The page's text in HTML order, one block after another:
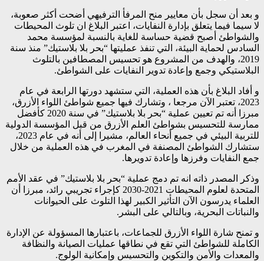
و بعد أن سجل بأن معايير منح المرفأ الترفيهي أضحت أكثر صعوبة،
لا سيما فيما يتعلق بإدارة النفايات، اعتبر البلاغ ان تلوث المحيطات
والشواطئ أصبح قضية حساسة للغاية بالنسبة لمؤسسة محمد
السادس لحماية البيئة، التي تنفذ عمليتها “بحر بلا بلاستيك” منذ سنة
2019، والهدف من المشروع هو تحسيس المصطافين بالتلوث
البلاستيكي وجمع وإعادة تدوير النفايات على الشواطئ.
و أفاد البلاغ بأن هذه العملية، التي ستشهد دورتها الرابعة في عام
2023، تعتبر الآن مرجعا ، وتشارك فيها جميع شواطئ اللواء الأزرق،
مبرزا أنه تم تعيين عملية “بحر بلا بلاستيك” في سنة 2020 كأفضل
ممارسة للتحسيس بشواطئ العلم الأزرق من قبل المؤسسة الدولية
للتربية البيئي في جميع أنحاء العالم، مشيرا إلى أنه في عام 2023،
ستشارك الشواطئ المصنفة في المغرب في هذه العملية من خلال
جمع النفايات وفرزها وإعادة تدويرها.
وذكر المصدر ذاته انه تم دمج عملية “بحر بلا بلاستيك” في عقد الأمم
المتحدة لعلوم المحيطات 2021-2030 كإجراء تجريبي رائد، مبرزا أن
العلماء يدرسون الآن التأثير الكبير لهذا التلوث على الحيوانات
والنباتات البحرية، وبالتالي على البشر.
و تمنح شارة اللواء الأزرق للجماعات، باعتبارها المسؤولة عن الإدارة
الكاملة للشواطئ التي تقع في نطاقها عمليات الصيانة والنظافة
والمعدات والأمن والتكوين والتحسيس وإمكانية الولوج.